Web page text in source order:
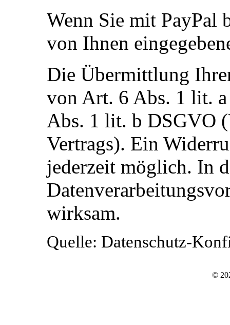
Wenn Sie mit PayPal
von Ihnen
Die Übermittlung
von Art. 6 Abs. 1 lit.
Abs. 1 lit. b DSGVO
Vertrags). Ein
jederzeit möglich. In
wirksam.
Quelle: Datenschutz-
©